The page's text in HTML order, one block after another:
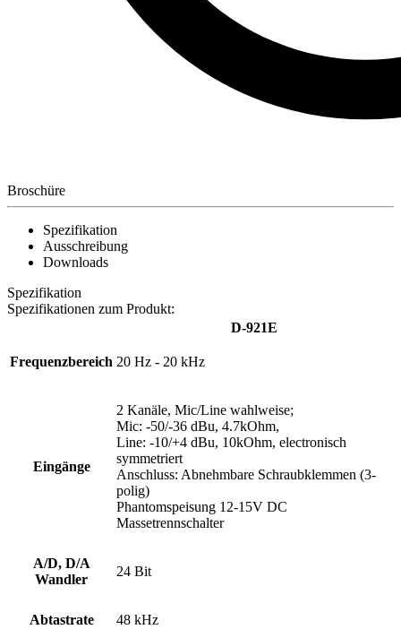
Broschüre
Spezifikation
Ausschreibung
Downloads
Spezifikation
Spezifikationen zum Produkt:
D-921E
Frequenzbereich 20 Hz - 20 kHz
Eingänge
2 Kanäle, Mic/Line wahlweise;
Mic: -50/-36 dBu, 4.7kOhm,
Line: -10/+4 dBu, 10kOhm, electronisch
symmetriert
Anschluss: Abnehmbare Schraubklemmen (3-
polig)
Phantomspeisung 12-15V DC
Massetrennschalter
A/D, D/A
Wandler
24 Bit
Abtastrate 48 kHz